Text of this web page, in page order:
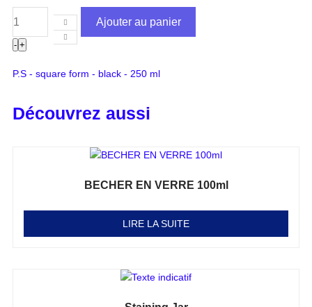
- +
Ajouter au panier
P.S - square form - black - 250 ml
Découvrez aussi
BECHER EN VERRE 100ml
LIRE LA SUITE